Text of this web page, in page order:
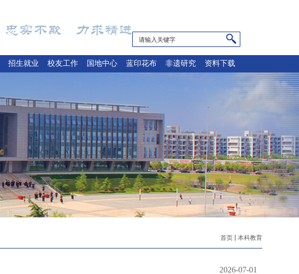
招生就业 校友工作 国地中心 蓝印花布 非遗研究 资料下载
首页 本科教育
2026-07-01